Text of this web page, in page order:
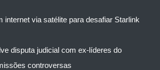
internet via satélite para desafiar Starlink
disputa judicial com ex-líderes do
controversas